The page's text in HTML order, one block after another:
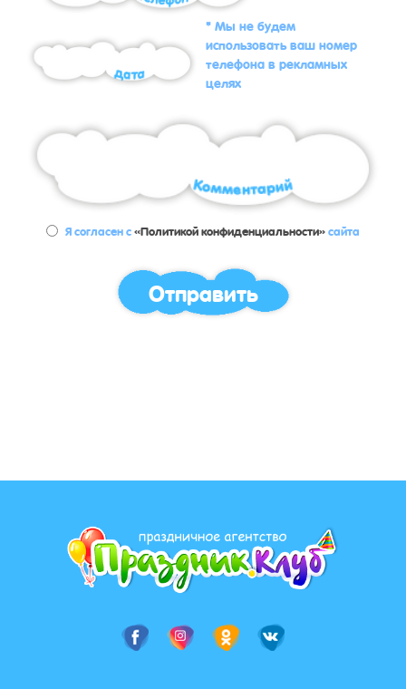
* Мы не будем
использовать ваш номер
телефона в рекламных
целях
Я согласен с«Политикой конфиденциальности»сайта
Отправить